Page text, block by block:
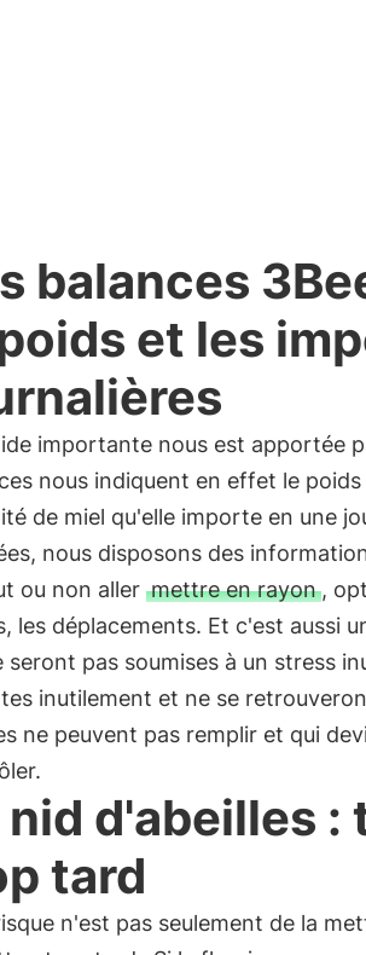
balances
et les
importante nous est apportée
nous indiquent en effet le
de miel qu'elle importe en une
nous disposons des
ou non aller mettre en rayon,
les déplacements. Et c'est aussi
seront pas soumises à un stress
inutilement et ne se
ne peuvent pas remplir et qui
nid d'abeilles :
tard
n'est pas seulement de la